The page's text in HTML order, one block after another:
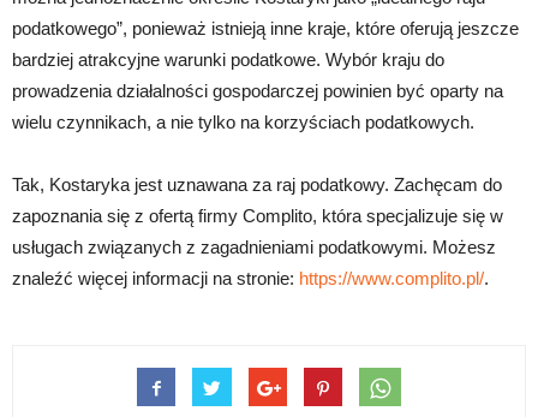
podatkowego”, ponieważ istnieją inne kraje, które oferują jeszcze
bardziej atrakcyjne warunki podatkowe. Wybór kraju do
prowadzenia działalności gospodarczej powinien być oparty na
wielu czynnikach, a nie tylko na korzyściach podatkowych.
Tak, Kostaryka jest uznawana za raj podatkowy. Zachęcam do
zapoznania się z ofertą firmy Complito, która specjalizuje się w
usługach związanych z zagadnieniami podatkowymi. Możesz
znaleźć więcej informacji na stronie: https://www.complito.pl/.